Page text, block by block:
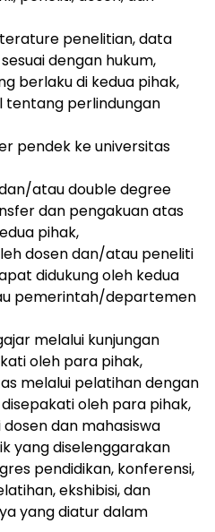
penelitian, data
dengan hukum,
berlaku di kedua pihak,
tentang perlindungan
pendek ke universitas
atau double degree
dan pengakuan atas
pihak,
dosen dan/atau peneliti
didukung oleh kedua
pemerintah/departemen
melalui kunjungan
oleh para pihak,
melalui pelatihan dengan
oleh para pihak,
dan mahasiswa
yang diselenggarakan
pendidikan, konferensi,
ekshibisi, dan
yang diatur dalam